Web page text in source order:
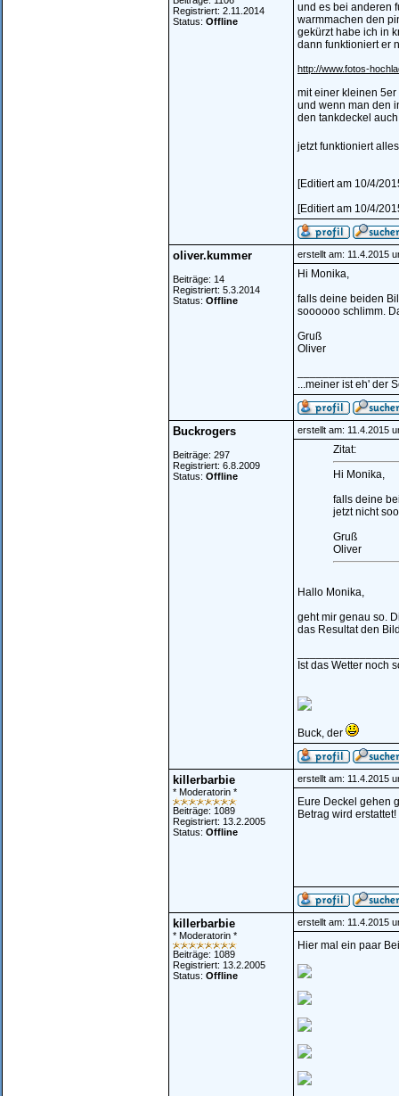
Registriert: 2.11.2014
Status: Offline
und es bei anderen
warmmachen den
gekürzt habe ich in
dann funktioniert er
http://www.fotos-
mit einer kleinen
und wenn man den
den tankdeckel
jetzt funktioniert
[Editiert am 10/4/
[Editiert am 10/4/
oliver.kummer
Beiträge: 14
Registriert: 5.3.2014
Status: Offline
erstellt am: 11.4.2015
Hi Monika,
falls deine beiden
soooooo schlimm.
Gruß
Oliver
...meiner ist eh' der
Buckrogers
Beiträge: 297
Registriert: 6.8.2009
Status: Offline
erstellt am: 11.4.2015
Zitat:
Hi Monika,
falls deine
jetzt nicht
Gruß
Oliver
Hallo Monika,
geht mir genau so.
das Resultat den
Ist das Wetter noch
Buck, der
killerbarbie
* Moderatorin *
Beiträge: 1089
Registriert: 13.2.2005
Status: Offline
erstellt am: 11.4.2015
Eure Deckel gehen
Betrag wird erstattet!
killerbarbie
* Moderatorin *
Beiträge: 1089
Registriert: 13.2.2005
Status: Offline
erstellt am: 11.4.2015
Hier mal ein paar